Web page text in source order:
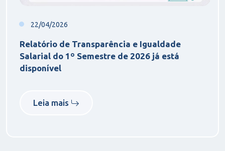
22/04/2026
Relatório de Transparência e Igualdade
Salarial do 1º Semestre de 2026 já está
disponível
Leia mais